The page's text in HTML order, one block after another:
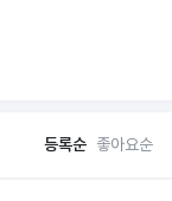
등록순 좋아요순